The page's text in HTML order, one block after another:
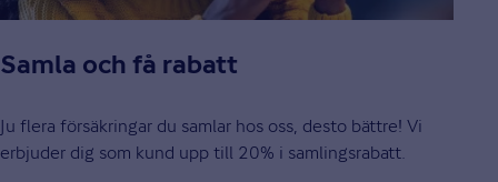
Samla och få rabatt
Ju flera försäkringar du samlar hos oss, desto bättre! Vi
erbjuder dig som kund upp till 20% i samlingsrabatt.